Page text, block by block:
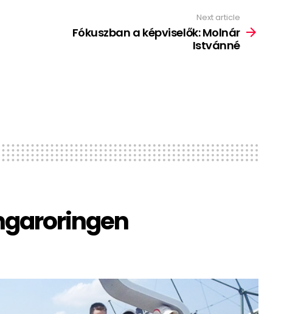
Next article
Fókuszban a képviselők: Molnár
Istvánné